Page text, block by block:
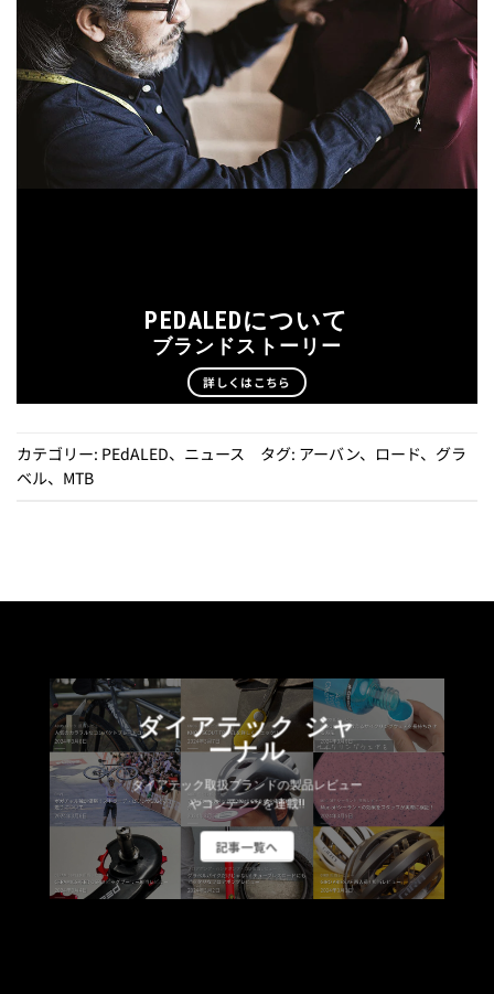
PEDALEDについて
ブランドストーリー
詳しくはこちら
カテゴリー: PEdALED、 ニュース タグ: アーバン、 ロード、 グラ
ベル、 MTB
ダイアテック ジャ
ーナル
ダイアテック取扱ブランドの製品レビュー
やコンテンツを連載!!
記事一覧へ